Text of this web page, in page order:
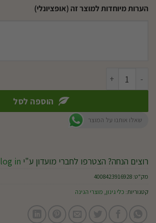
הערות מיוחדות למוצר זה (אופציונלי)
כמות של מגרפה מיני LJ-M/ZM015 WOLF GARTEN
הוספה לסל
שאלו אותנו על המוצר
רוצים הנחה? הצטרפו לחברי מועדון ע"י log in
מק"ט:4008423916928
קטגוריות: כלי גינון, מוצרי הגינה